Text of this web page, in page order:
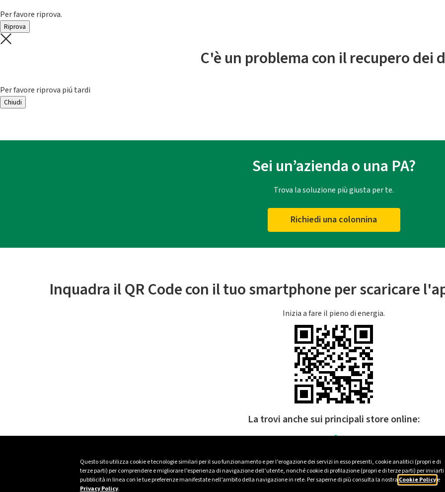
Questo sito utilizza cookie e tecnologie similari per il suo funzionamento e per l’erogazione dei servizi in esso presenti, cookie analitici (propri e di
terze parti) per comprendere e migliorare l’esperienza di navigazione dell’utente, nonché cookie di profilazione (propri e di terze parti) per inviarti
pubblicità in linea con le tue preferenze manifestate nell’ambito della navigazione in rete. Per saperne di più consulta la nostra Cookie Policye
Privacy Policy.
Per favore riprova.
Riprova
C'è un problema con il recupero dei
Per favore riprova piú tardi
Chiudi
Sei un’azienda o una PA?
Trova la soluzione più giusta per te.
Richiedi una colonnina
Inquadra il QR Code con il tuo smartphone per scaricare
Inizia a fare il pieno di energia.
La trovi anche sui principali store online: